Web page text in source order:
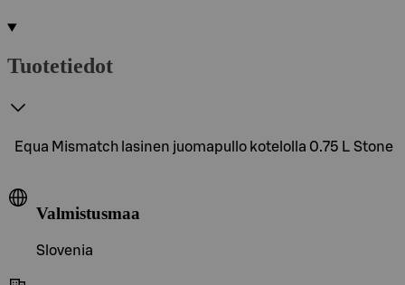
Tuotetiedot
Equa Mismatch lasinen juomapullo kotelolla 0.75 L Stone
Valmistusmaa
Slovenia